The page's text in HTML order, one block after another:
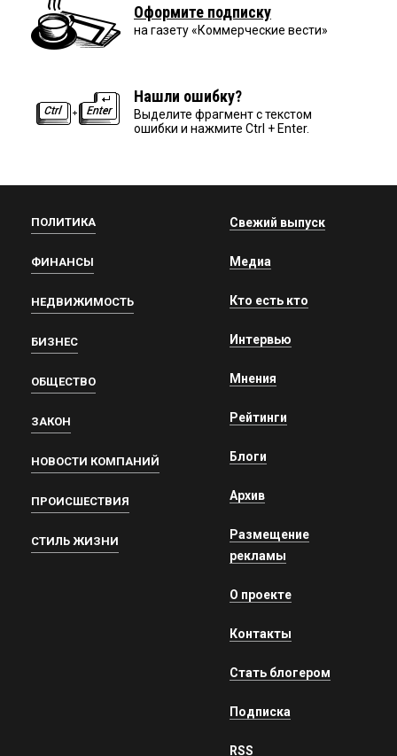
Оформите подписку
на газету «Коммерческие вести»
Нашли ошибку?
Выделите фрагмент с текстом
ошибки и нажмите Ctrl + Enter.
ПОЛИТИКА
ФИНАНСЫ
НЕДВИЖИМОСТЬ
БИЗНЕС
ОБЩЕСТВО
ЗАКОН
НОВОСТИ КОМПАНИЙ
ПРОИСШЕСТВИЯ
СТИЛЬ ЖИЗНИ
Свежий выпуск
Медиа
Кто есть кто
Интервью
Мнения
Рейтинги
Блоги
Архив
Размещение
рекламы
О проекте
Контакты
Стать блогером
Подписка
RSS